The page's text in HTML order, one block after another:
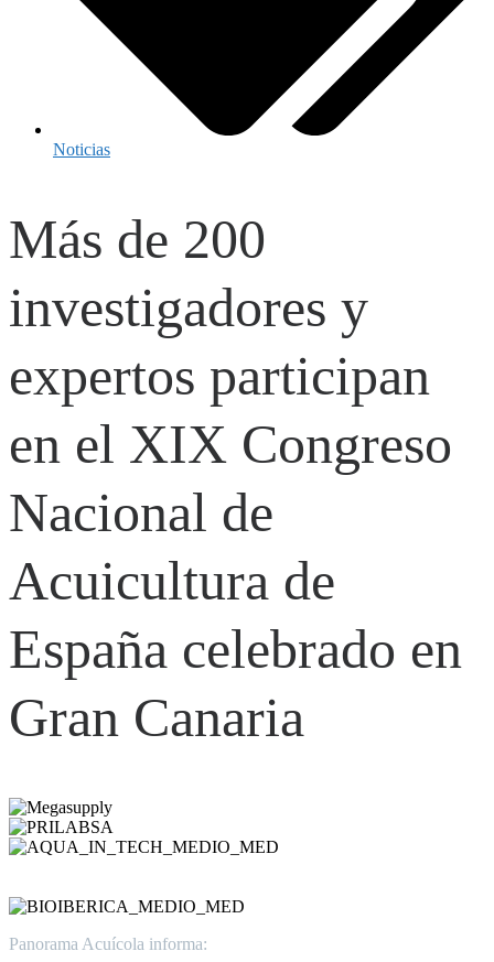
Noticias
Más de 200
investigadores y
expertos participan
en el XIX Congreso
Nacional de
Acuicultura de
España celebrado en
Gran Canaria
Panorama Acuícola informa: